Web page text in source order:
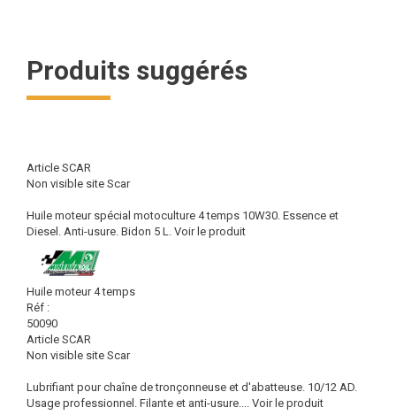
Produits suggérés
Article SCAR
Non visible site Scar
Huile moteur spécial motoculture 4 temps 10W30. Essence et
Diesel. Anti-usure. Bidon 5 L. Voir le produit
Huile moteur 4 temps
Réf :
50090
Article SCAR
Non visible site Scar
Lubrifiant pour chaîne de tronçonneuse et d'abatteuse. 10/12 AD.
Usage professionnel. Filante et anti-usure.... Voir le produit